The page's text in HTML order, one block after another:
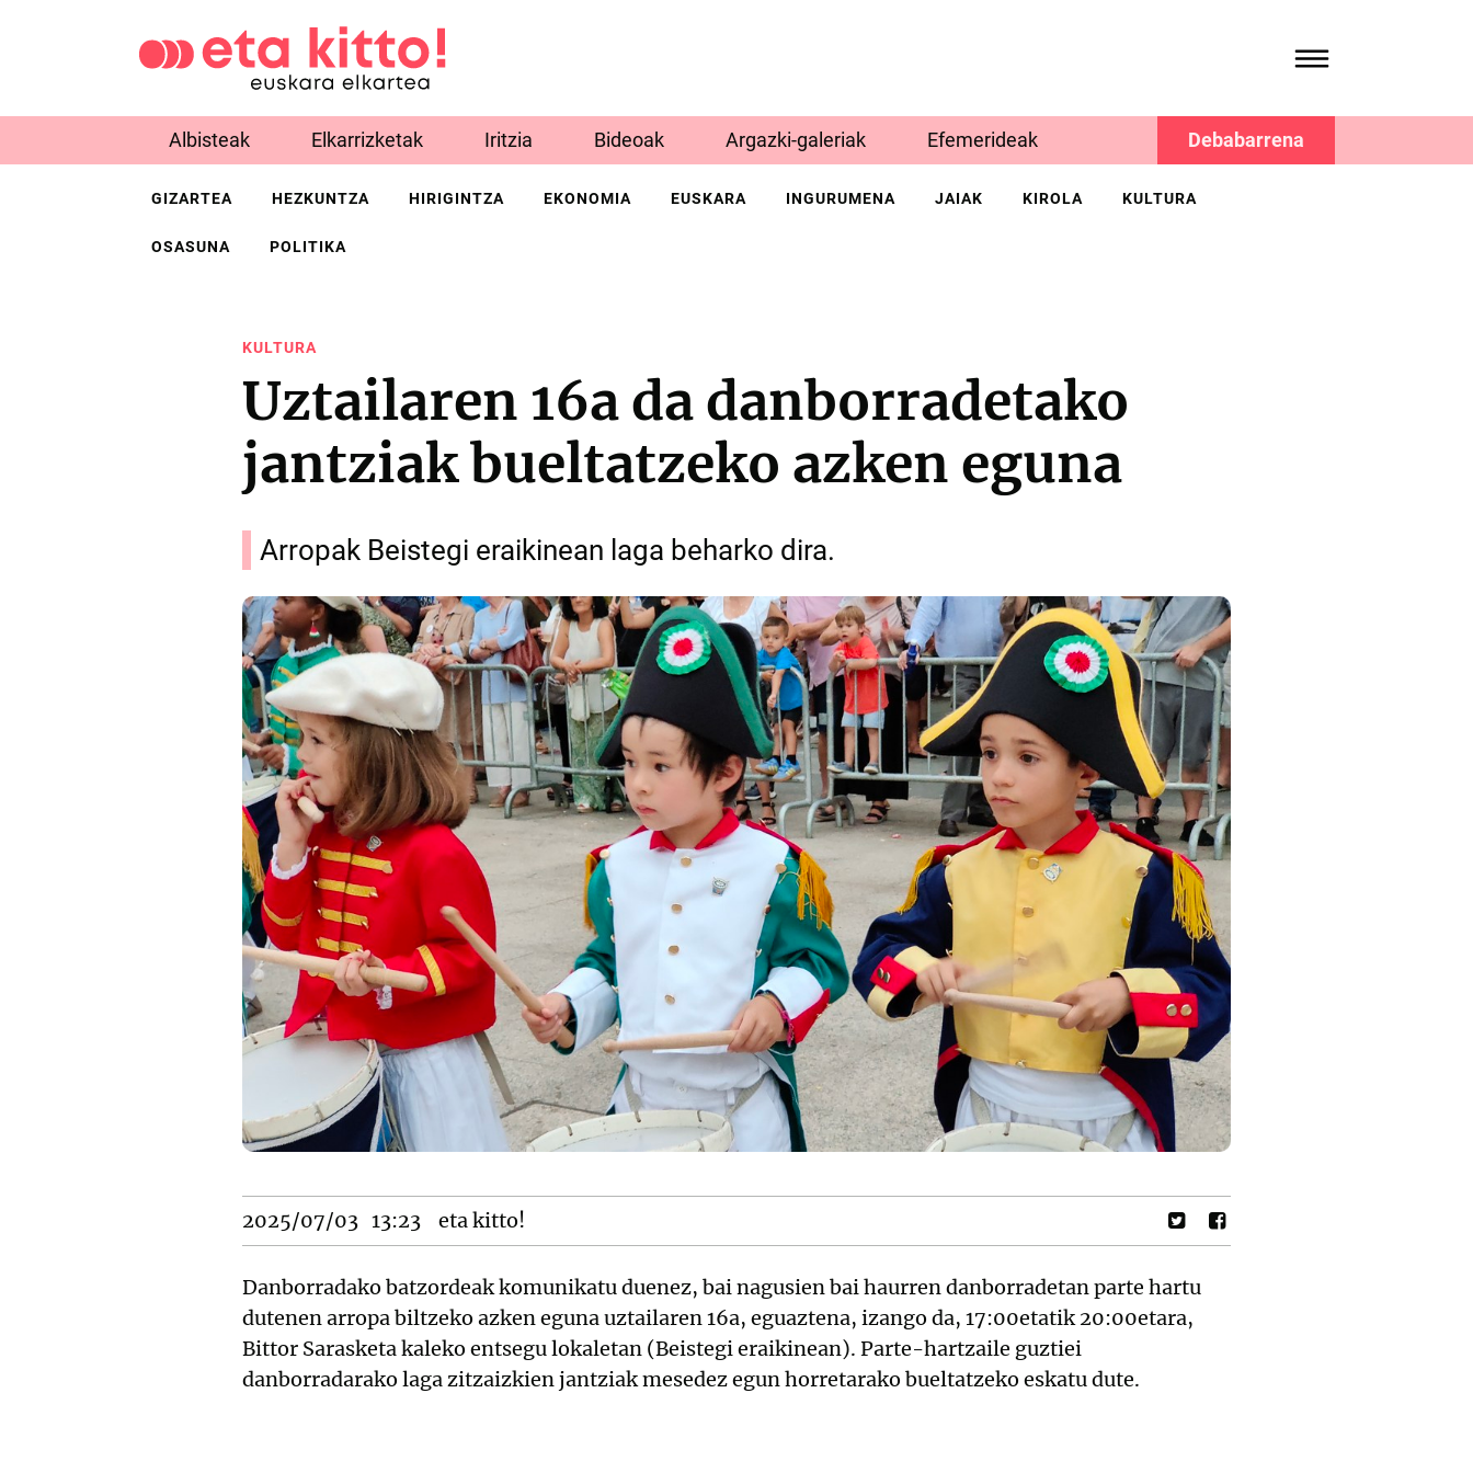
Albisteak Elkarrizketak Iritzia Bideoak Argazki-galeriak Efemerideak Debabarrena
GIZARTEA HEZKUNTZA HIRIGINTZA EKONOMIA EUSKARA INGURUMENA JAIAK KIROLA KULTURA
OSASUNA POLITIKA
KULTURA
Uztailaren 16a da danborradetako
jantziak bueltatzeko azken eguna
Arropak Beistegi eraikinean laga beharko dira.
2025/07/03 13:23 eta kitto!
Danborradako batzordeak komunikatu duenez, bai nagusien bai haurren danborradetan parte hartu
dutenen arropa biltzeko azken eguna uztailaren 16a, eguaztena, izango da, 17:00etatik 20:00etara,
Bittor Sarasketa kaleko entsegu lokaletan (Beistegi eraikinean). Parte-hartzaile guztiei
danborradarako laga zitzaizkien jantziak mesedez egun horretarako bueltatzeko eskatu dute.